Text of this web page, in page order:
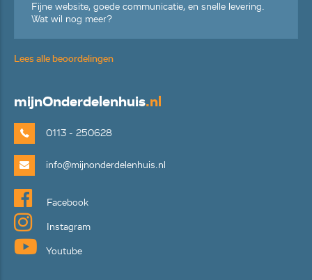
Fijne website, goede communicatie, en snelle levering.
Wat wil nog meer?
Lees alle beoordelingen
mijnOnderdelenhuis.nl
0113 - 250628
info@mijnonderdelenhuis.nl
Facebook
Instagram
Youtube